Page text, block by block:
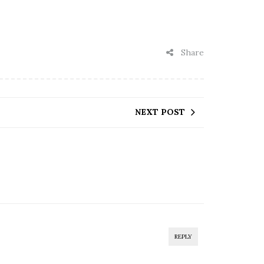
Share
NEXT POST
REPLY